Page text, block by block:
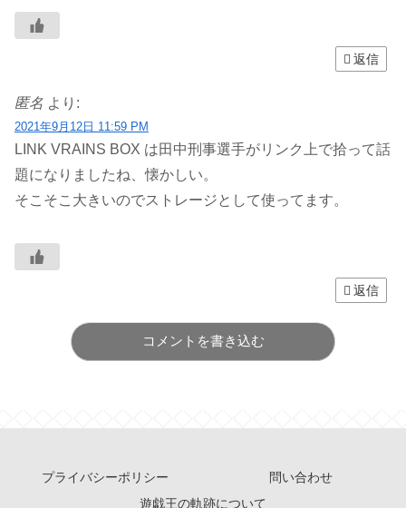
返信
匿名 より:
2021年9月12日 11:59 PM
LINK VRAINS BOX は田中刑事選手がリンク上で拾って話
題になりましたね、懐かしい。
そこそこ大きいのでストレージとして使ってます。
返信
コメントを書き込む
プライバシーポリシー
問い合わせ
遊戯王の軌跡について